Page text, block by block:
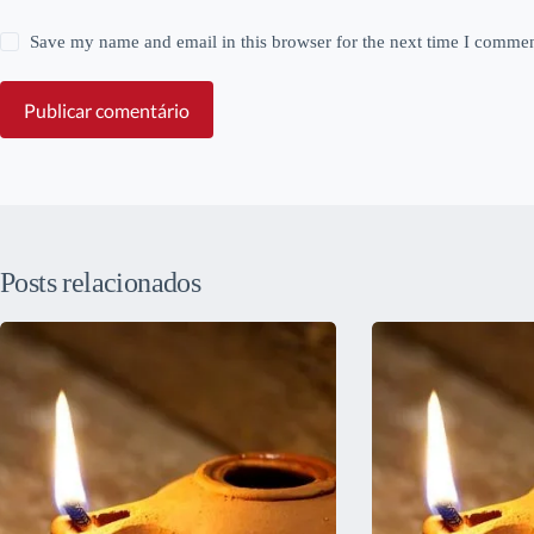
Save my name and email in this browser for the next time I
Publicar comentário
Posts relacionados